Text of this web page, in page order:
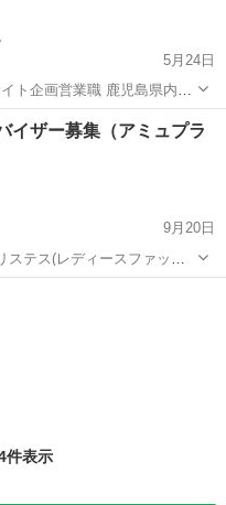
5月24日
業職 鹿児島県内担
を全国にアピ
その他 営業職
イザー募集（アミュプラ
9月20日
テス(レディースファッシ
すので、お気軽にお問合せ
件表示